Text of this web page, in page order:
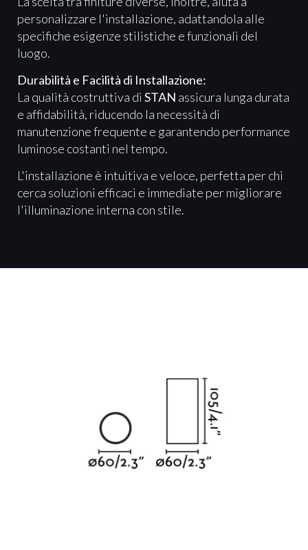
personalizzare l'installazione, adattandola alle
specifiche esigenze stilistiche e funzionali del
luogo.
Durabilità e Facilità di Installazione:
La qualità costruttiva di STAN assicura lunga durata
e affidabilità, riducendo la necessità di
manutenzione frequente e garantendo performance
luminose costanti nel tempo.
L'installazione è intuitiva e veloce, perfetta per chi
cerca soluzioni efficaci e immediate per migliorare
l'illuminazione interna con stile.